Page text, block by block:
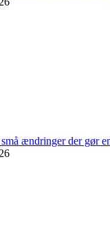
ændringer der gør